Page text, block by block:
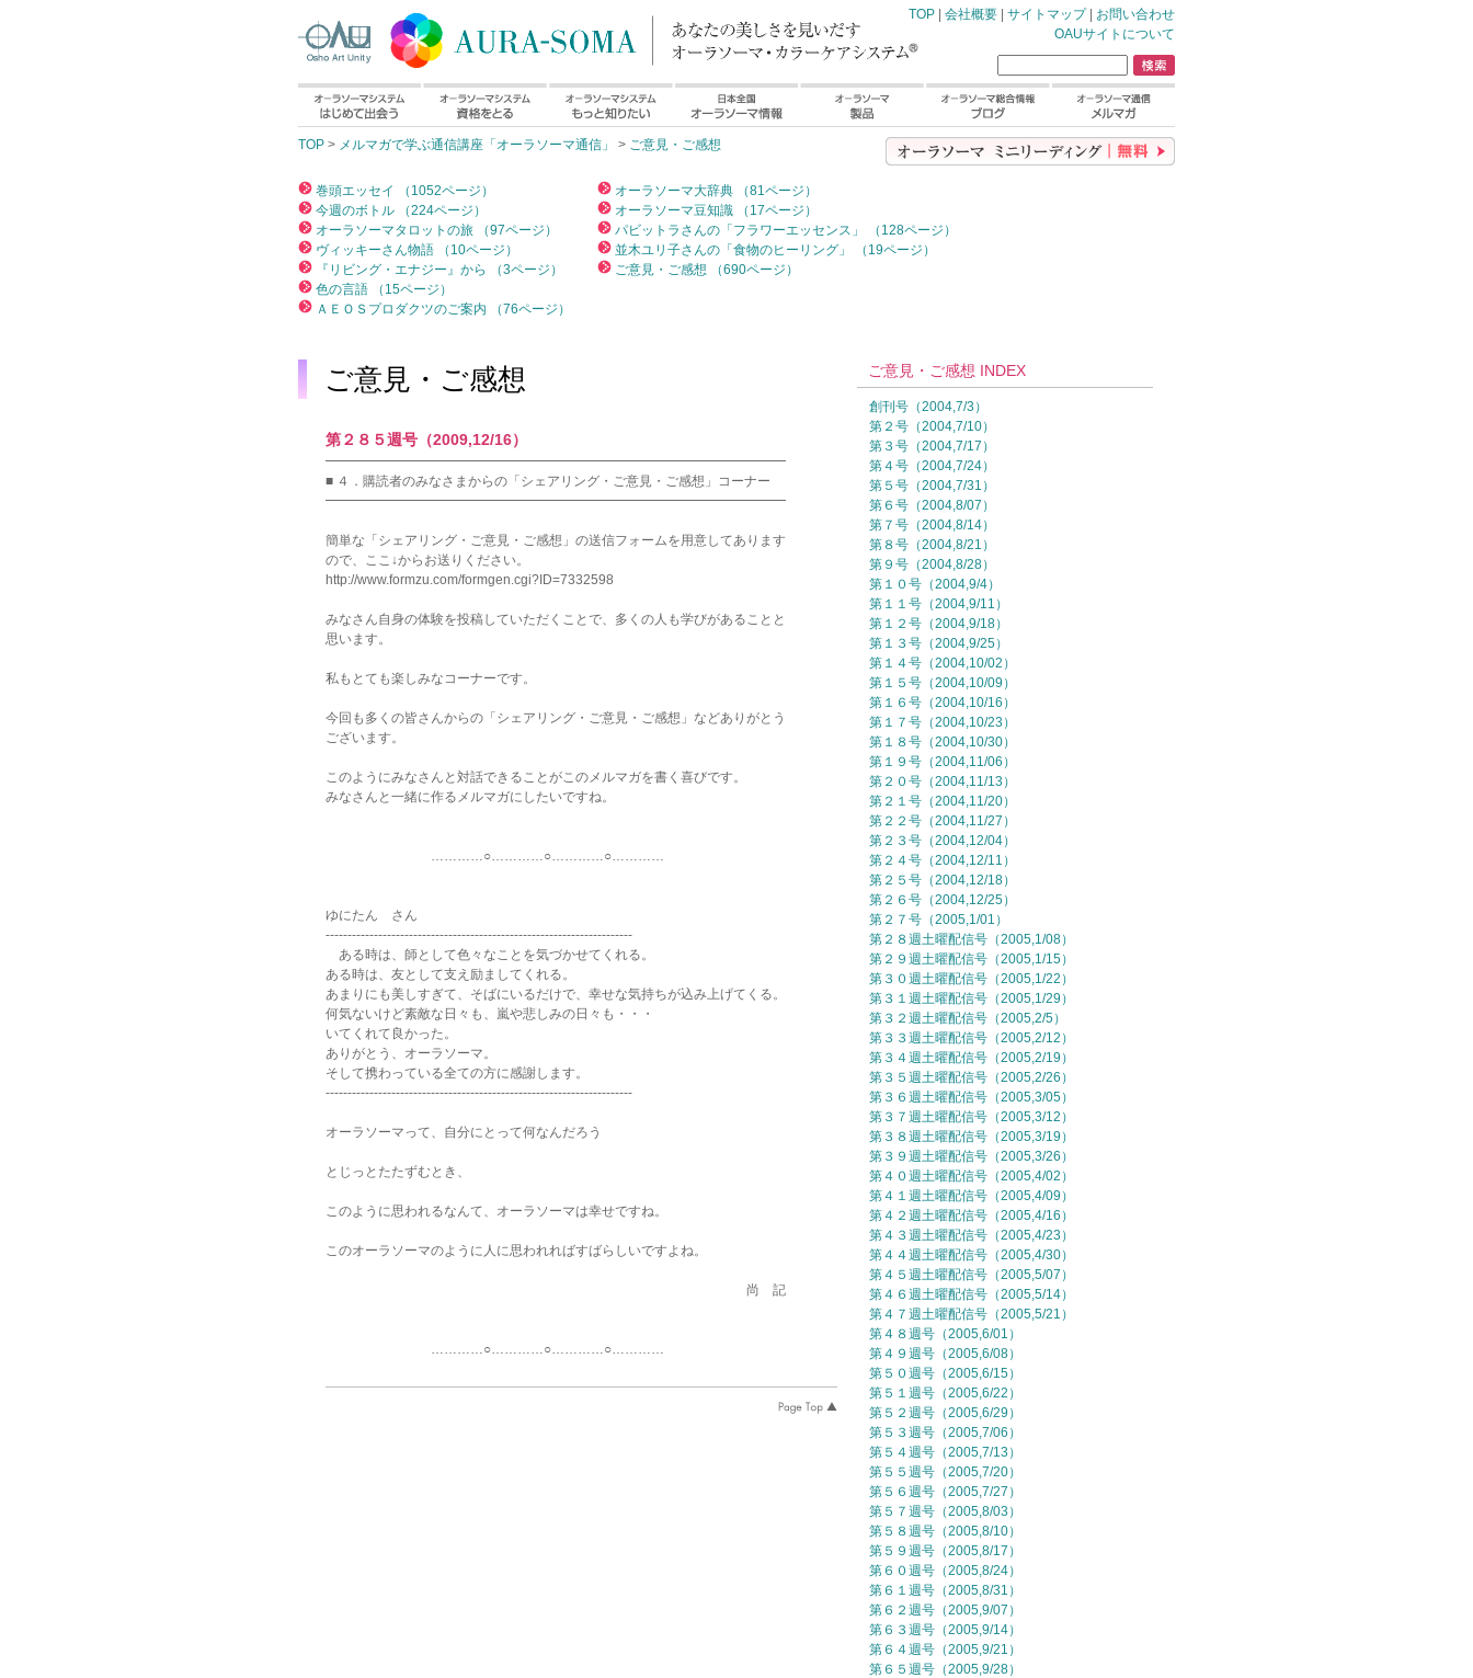
TOP | 会社概要 | サイトマップ| お問い合わせ
OAUサイトについて
TOP > メルマガで学ぶ通信講座「オーラソーマ通信」 > ご意見・ご感想
巻頭エッセイ （1052ページ）
今週のボトル （224ページ）
オーラソーマタロットの旅 （97ページ）
ヴィッキーさん物語 （10ページ）
『リビング・エナジー』から （3ページ）
色の言語 （15ページ）
ＡＥＯＳプロダクツのご案内 （76ページ）
オーラソーマ大辞典 （81ページ）
オーラソーマ豆知識 （17ページ）
パビットラさんの「フラワーエッセンス」 （128ページ）
並木ユリ子さんの「食物のヒーリング」 （19ページ）
ご意見・ご感想 （690ページ）
ご意見・ご感想
第２８５週号（2009,12/16）
━━━━━━━━━━━━━━━━━━━━━━━━━━━━━━━━━━━
■ ４．購読者のみなさまからの「シェアリング・ご意見・ご感想」コーナー
━━━━━━━━━━━━━━━━━━━━━━━━━━━━━━━━━━━
簡単な「シェアリング・ご意見・ご感想」の送信フォームを用意してあります
ので、ここ↓からお送りください。
http://www.formzu.com/formgen.cgi?ID=7332598
みなさん自身の体験を投稿していただくことで、多くの人も学びがあることと
思います。
私もとても楽しみなコーナーです。
今回も多くの皆さんからの「シェアリング・ご意見・ご感想」などありがとう
ございます。
このようにみなさんと対話できることがこのメルマガを書く喜びです。
みなさんと一緒に作るメルマガにしたいですね。
…………○…………○…………○…………
ゆにたん さん
----------------------------------------------------------------------
ある時は、師として色々なことを気づかせてくれる。
ある時は、友として支え励ましてくれる。
あまりにも美しすぎて、そばにいるだけで、幸せな気持ちが込み上げてくる。
何気ないけど素敵な日々も、嵐や悲しみの日々も・・・
いてくれて良かった。
ありがとう、オーラソーマ。
そして携わっている全ての方に感謝します。
----------------------------------------------------------------------
オーラソーマって、自分にとって何なんだろう
とじっとたたずむとき、
このように思われるなんて、オーラソーマは幸せですね。
このオーラソーマのように人に思われればすばらしいですよね。
尚 記
…………○…………○…………○…………
ご意見・ご感想 INDEX
創刊号（2004,7/3）
第２号（2004,7/10）
第３号（2004,7/17）
第４号（2004,7/24）
第５号（2004,7/31）
第６号（2004,8/07）
第７号（2004,8/14）
第８号（2004,8/21）
第９号（2004,8/28）
第１０号（2004,9/4）
第１１号（2004,9/11）
第１２号（2004,9/18）
第１３号（2004,9/25）
第１４号（2004,10/02）
第１５号（2004,10/09）
第１６号（2004,10/16）
第１７号（2004,10/23）
第１８号（2004,10/30）
第１９号（2004,11/06）
第２０号（2004,11/13）
第２１号（2004,11/20）
第２２号（2004,11/27）
第２３号（2004,12/04）
第２４号（2004,12/11）
第２５号（2004,12/18）
第２６号（2004,12/25）
第２７号（2005,1/01）
第２８週土曜配信号（2005,1/08）
第２９週土曜配信号（2005,1/15）
第３０週土曜配信号（2005,1/22）
第３１週土曜配信号（2005,1/29）
第３２週土曜配信号（2005,2/5）
第３３週土曜配信号（2005,2/12）
第３４週土曜配信号（2005,2/19）
第３５週土曜配信号（2005,2/26）
第３６週土曜配信号（2005,3/05）
第３７週土曜配信号（2005,3/12）
第３８週土曜配信号（2005,3/19）
第３９週土曜配信号（2005,3/26）
第４０週土曜配信号（2005,4/02）
第４１週土曜配信号（2005,4/09）
第４２週土曜配信号（2005,4/16）
第４３週土曜配信号（2005,4/23）
第４４週土曜配信号（2005,4/30）
第４５週土曜配信号（2005,5/07）
第４６週土曜配信号（2005,5/14）
第４７週土曜配信号（2005,5/21）
第４８週号（2005,6/01）
第４９週号（2005,6/08）
第５０週号（2005,6/15）
第５１週号（2005,6/22）
第５２週号（2005,6/29）
第５３週号（2005,7/06）
第５４週号（2005,7/13）
第５５週号（2005,7/20）
第５６週号（2005,7/27）
第５７週号（2005,8/03）
第５８週号（2005,8/10）
第５９週号（2005,8/17）
第６０週号（2005,8/24）
第６１週号（2005,8/31）
第６２週号（2005,9/07）
第６３週号（2005,9/14）
第６４週号（2005,9/21）
第６５週号（2005,9/28）